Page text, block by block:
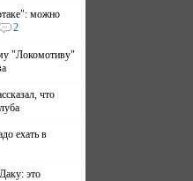
можно
2
"Локомотиву"
что
ехать в
это